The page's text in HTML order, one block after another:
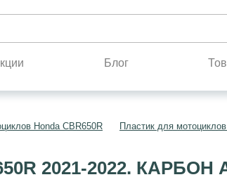
Блог
Honda CBR650R Пластик для
2021-2022.